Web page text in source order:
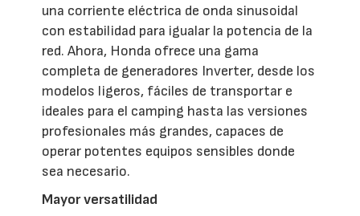
una corriente eléctrica de onda sinusoidal
con estabilidad para igualar la potencia de la
red. Ahora, Honda ofrece una gama
completa de generadores Inverter, desde los
modelos ligeros, fáciles de transportar e
ideales para el camping hasta las versiones
profesionales más grandes, capaces de
operar potentes equipos sensibles donde
sea necesario.
Mayor versatilidad